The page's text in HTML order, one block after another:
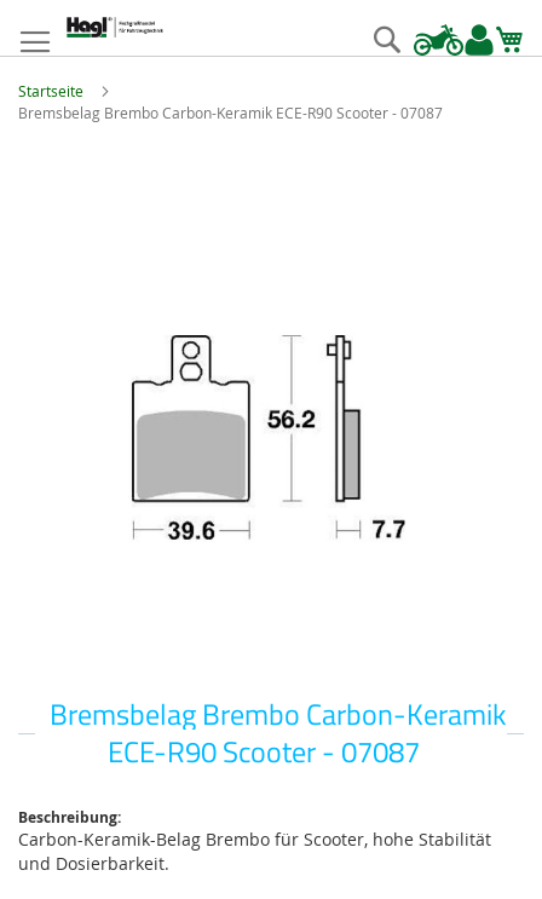
springen
Suche
Startseite
Bremsbelag Brembo Carbon-Keramik ECE-R90 Scooter - 07087
Bremsbelag Brembo Carbon-Keramik
ECE-R90 Scooter - 07087
Zum
Anfang
Beschreibung:
Carbon-Keramik-Belag Brembo für Scooter, hohe Stabilität
und Dosierbarkeit.